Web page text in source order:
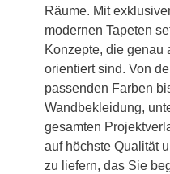
Räume. Mit
modernen Tapeten
Konzepte, die genau
orientiert sind. Von
passenden Farben
Wandbekleidung,
gesamten
auf höchste Qualität
zu liefern, das Sie